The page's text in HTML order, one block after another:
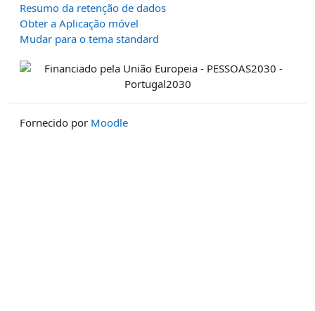
Resumo da retenção de dados
Obter a Aplicação móvel
Mudar para o tema standard
Fornecido por Moodle